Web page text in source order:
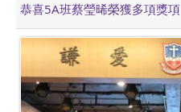
恭喜5A班蔡瑩晞榮獲多項獎項